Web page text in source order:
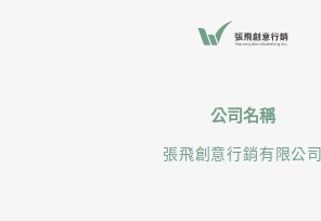
公司名稱
張飛創意行銷有限公司